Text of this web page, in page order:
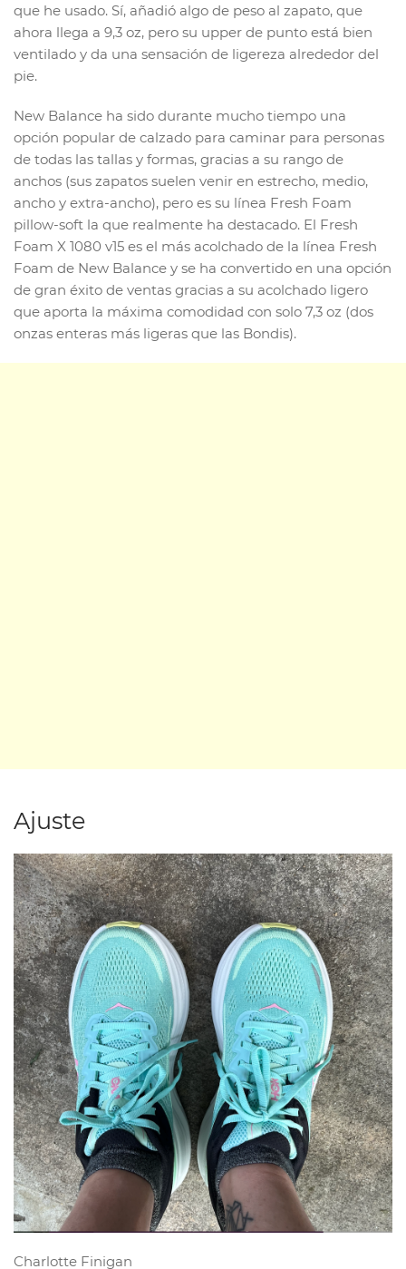
que he usado. Sí, añadió algo de peso al zapato, que
ahora llega a 9,3 oz, pero su upper de punto está bien
ventilado y da una sensación de ligereza alrededor del
pie.
New Balance ha sido durante mucho tiempo una
opción popular de calzado para caminar para personas
de todas las tallas y formas, gracias a su rango de
anchos (sus zapatos suelen venir en estrecho, medio,
ancho y extra-ancho), pero es su línea Fresh Foam
pillow-soft la que realmente ha destacado. El Fresh
Foam X 1080 v15 es el más acolchado de la línea Fresh
Foam de New Balance y se ha convertido en una opción
de gran éxito de ventas gracias a su acolchado ligero
que aporta la máxima comodidad con solo 7,3 oz (dos
onzas enteras más ligeras que las Bondis).
Ajuste
Charlotte Finigan